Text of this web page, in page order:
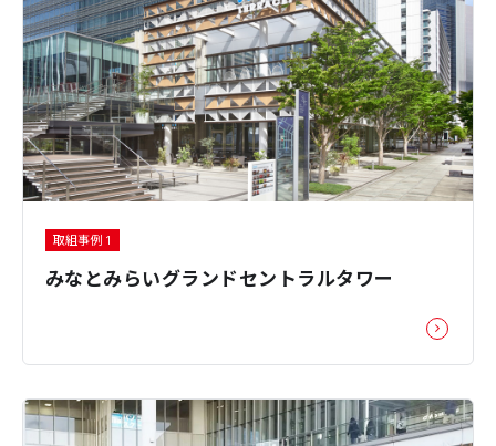
取組事例 1
みなとみらいグランドセントラルタワー